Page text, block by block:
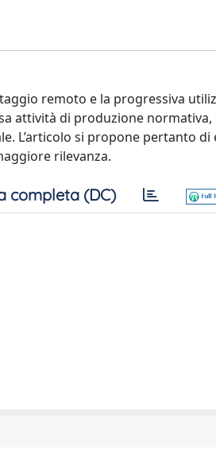
remoto e la progressiva
attività di produzione
L’articolo si propone pertanto di
rilevanza.
completa (DC)